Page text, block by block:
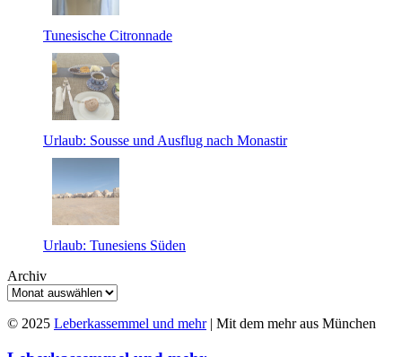
Tunesische Citronnade
Urlaub: Sousse und Ausflug nach Monastir
Urlaub: Tunesiens Süden
Archiv
© 2025 Leberkassemmel und mehr| Mit dem mehr aus München